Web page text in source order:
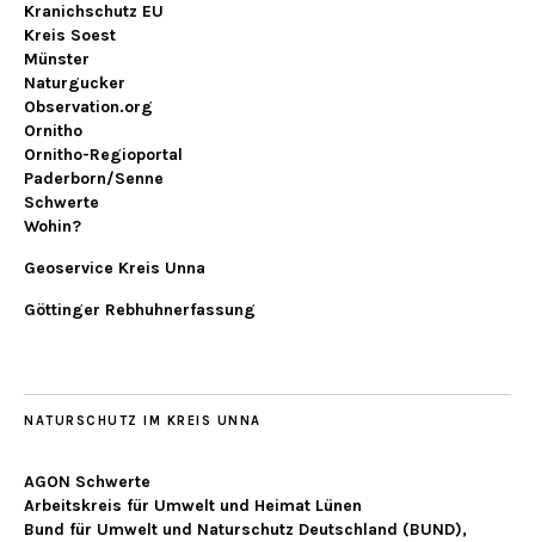
Kranichschutz EU
Kreis Soest
Münster
Naturgucker
Observation.org
Ornitho
Ornitho-Regioportal
Paderborn/Senne
Schwerte
Wohin?
Geoservice Kreis Unna
Göttinger Rebhuhnerfassung
NATURSCHUTZ IM KREIS UNNA
AGON Schwerte
Arbeitskreis für Umwelt und Heimat Lünen
Bund für Umwelt und Naturschutz Deutschland (BUND),